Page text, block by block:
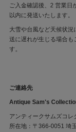
ご入金確認後、2 営業日
以内に発送いたします。
大雪や台風など天候状況
送に遅れが生じる場合も
す。
ご連絡先
Antique Sam's
アンティークサムズコレ
所在地：〒366-0051 埼